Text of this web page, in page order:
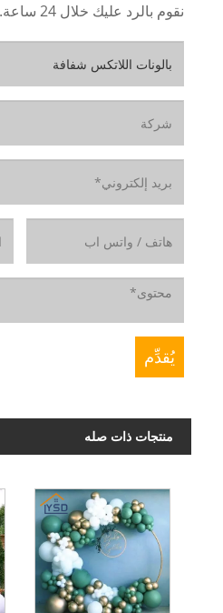
نقوم بالرد عليك خلال 24 ساعة.
منتجات ذات صله